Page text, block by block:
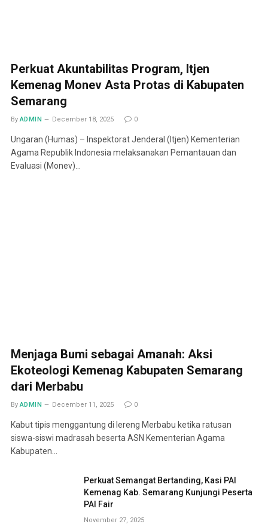
Perkuat Akuntabilitas Program, Itjen
Kemenag Monev Asta Protas di Kabupaten
Semarang
By ADMIN December 18, 2025 0
Ungaran (Humas) – Inspektorat Jenderal (Itjen) Kementerian
Agama Republik Indonesia melaksanakan Pemantauan dan
Evaluasi (Monev)…
Menjaga Bumi sebagai Amanah: Aksi
Ekoteologi Kemenag Kabupaten Semarang
dari Merbabu
By ADMIN December 11, 2025 0
Kabut tipis menggantung di lereng Merbabu ketika ratusan
siswa-siswi madrasah beserta ASN Kementerian Agama
Kabupaten…
Perkuat Semangat Bertanding, Kasi PAI
Kemenag Kab. Semarang Kunjungi Peserta
PAI Fair
November 27, 2025